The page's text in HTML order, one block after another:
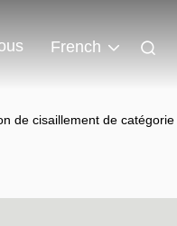
French
de cisaillement de